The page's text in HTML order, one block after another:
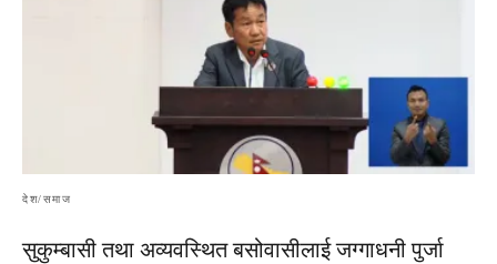
देश/समाज
सुकुम्बासी तथा अव्यवस्थित बसोवासीलाई जग्गाधनी पुर्जा